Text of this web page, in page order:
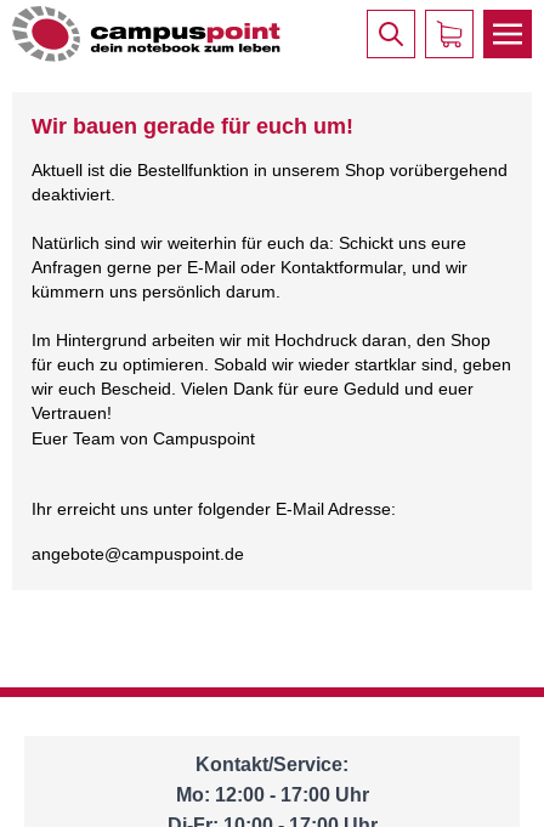
Wir bauen gerade für euch um!
Aktuell ist die Bestellfunktion in unserem Shop vorübergehend
deaktiviert.
Natürlich sind wir weiterhin für euch da: Schickt uns eure
Anfragen gerne per E-Mail oder Kontaktformular, und wir
kümmern uns persönlich darum.
Im Hintergrund arbeiten wir mit Hochdruck daran, den Shop
für euch zu optimieren. Sobald wir wieder startklar sind, geben
wir euch Bescheid. Vielen Dank für eure Geduld und euer
Vertrauen!
Euer Team von Campuspoint
Ihr erreicht uns unter folgender E-Mail Adresse:
angebote@campuspoint.de
Kontakt/Service:
Mo: 12:00 - 17:00 Uhr